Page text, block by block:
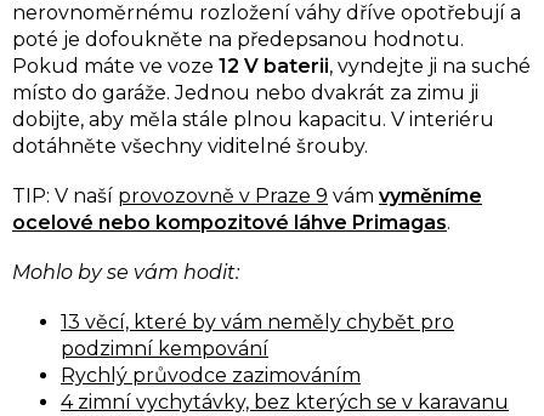
nerovnoměrnému rozložení váhy dříve opotřebují a
poté je dofoukněte na předepsanou hodnotu.
Pokud máte ve voze 12 V baterii, vyndejte ji na suché
místo do garáže. Jednou nebo dvakrát za zimu ji
dobijte, aby měla stále plnou kapacitu. V interiéru
dotáhněte všechny viditelné šrouby.
TIP: V naší provozovně v Praze 9 vám vyměníme
ocelové nebo kompozitové láhve Primagas.
Mohlo by se vám hodit:
13 věcí, které by vám neměly chybět pro
podzimní kempování
Rychlý průvodce zazimováním
4 zimní vychytávky, bez kterých se v karavanu